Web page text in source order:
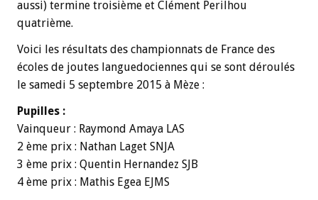
aussi) termine troisième et Clément Perilhou
quatrième.
Voici les résultats des championnats de France des
écoles de joutes languedociennes qui se sont déroulés
le samedi 5 septembre 2015 à Mèze :
Pupilles :
Vainqueur : Raymond Amaya LAS
2 ème prix : Nathan Laget SNJA
3 ème prix : Quentin Hernandez SJB
4 ème prix : Mathis Egea EJMS